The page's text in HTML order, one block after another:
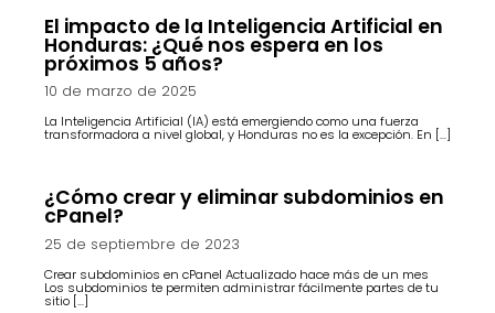
El impacto de la Inteligencia Artificial en
Honduras: ¿Qué nos espera en los
próximos 5 años?
10 de marzo de 2025
La Inteligencia Artificial (IA) está emergiendo como una fuerza
transformadora a nivel global, y Honduras no es la excepción. En […]
¿Cómo crear y eliminar subdominios en
cPanel?
25 de septiembre de 2023
Crear subdominios en cPanel Actualizado hace más de un mes
Los subdominios te permiten administrar fácilmente partes de tu
sitio […]